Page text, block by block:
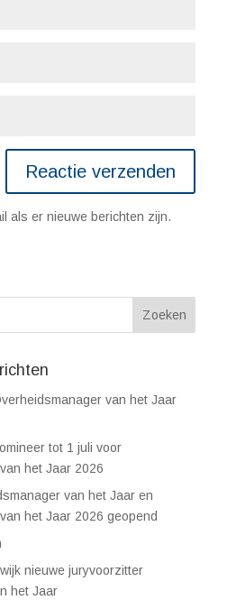
als er nieuwe berichten zijn.
van het Jaar
tot 1 juli voor
het Jaar 2026
van het Jaar en
het Jaar 2026 geopend
nieuwe juryvoorzitter
het Jaar